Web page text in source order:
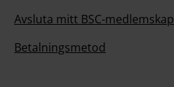
Avsluta mitt BSC-medlemskap
Betalningsmetod